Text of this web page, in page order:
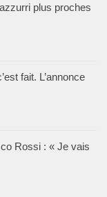
plus proches
fait. L’annonce
Rossi : « Je vais